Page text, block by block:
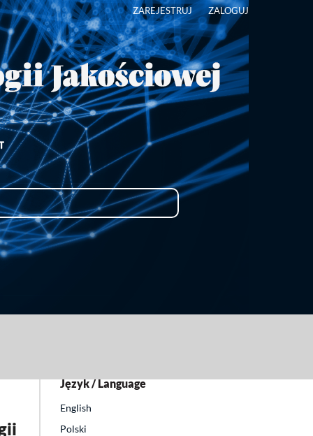
ZAREJESTRUJ ZALOGUJ
Język / Language
English
Polski